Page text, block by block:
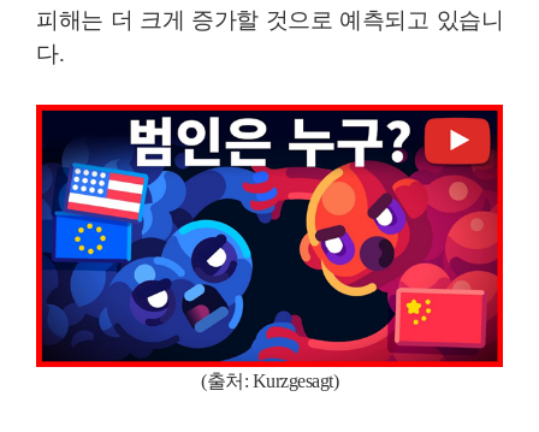
피해는 더 크게 증가할 것으로 예측되고 있습니
다.
(출처: Kurzgesagt)